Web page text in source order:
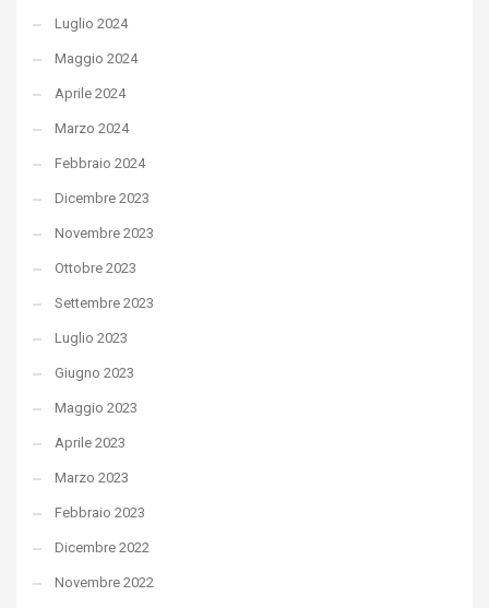
Luglio 2024
Maggio 2024
Aprile 2024
Marzo 2024
Febbraio 2024
Dicembre 2023
Novembre 2023
Ottobre 2023
Settembre 2023
Luglio 2023
Giugno 2023
Maggio 2023
Aprile 2023
Marzo 2023
Febbraio 2023
Dicembre 2022
Novembre 2022